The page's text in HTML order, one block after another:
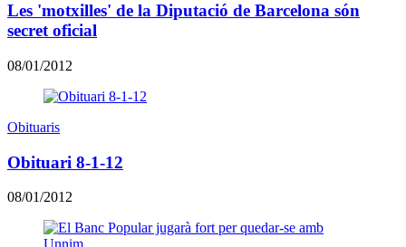
Les 'motxilles' de la Diputació de Barcelona són
secret oficial
08/01/2012
Obituaris
Obituari 8-1-12
08/01/2012